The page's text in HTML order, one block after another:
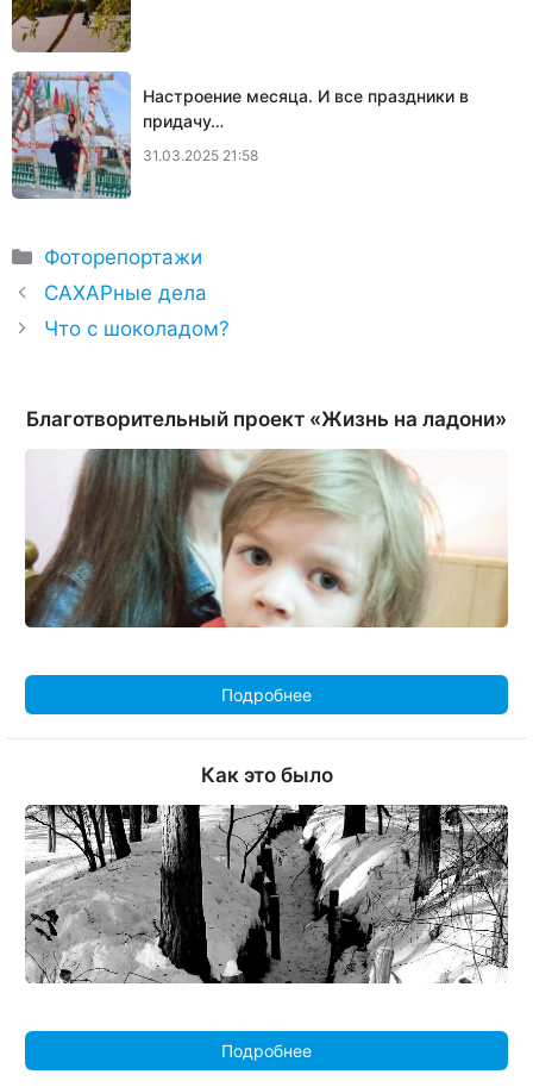
Настроение месяца. И все праздники в
придачу…
31.03.2025 21:58
Рубрики
Фоторепортажи
САХАРные дела
Что с шоколадом?
Благотворительный проект «Жизнь на ладони»
Подробнее
Как это было
Подробнее